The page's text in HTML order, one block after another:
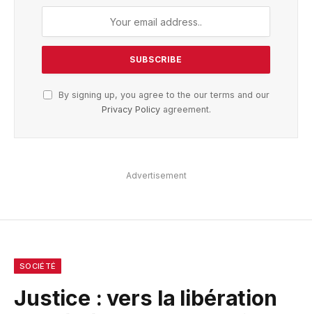
By signing up, you agree to the our terms and our
Privacy Policyagreement.
Advertisement
SOCIÉTÉ
Justice : vers la libération